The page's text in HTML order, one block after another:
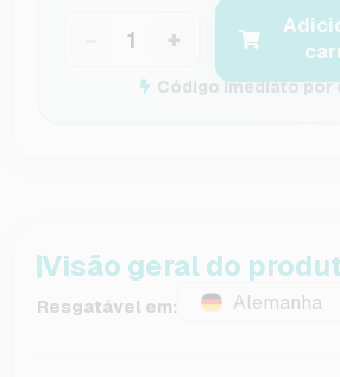
+
Código imediato por
Visão geral do
Resgatável em: Alemanha